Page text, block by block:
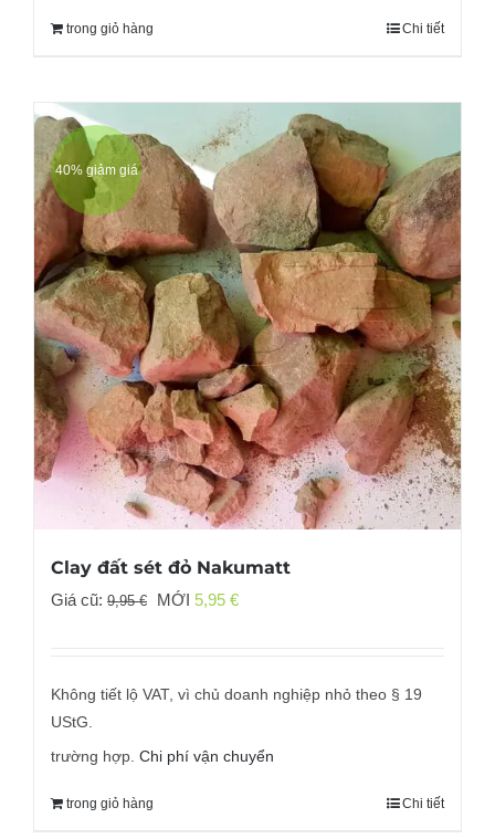
trong giỏ hàng Chi tiết
40% giảm giá
Clay đất sét đỏ Nakumatt
Giá cũ: 9,95€
Giá
9,95 €
MỚI 5,95 €Giá
là:
Không tiết lộ VAT, vì chủ doanh nghiệp nhỏ theo § 19
UStG.
trường hợp. Chi phí vận chuyển
trong giỏ hàng Chi tiết